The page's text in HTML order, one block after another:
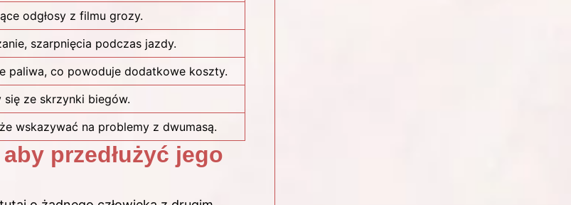
odgłosy z filmu grozy.
szarpnięcia podczas jazdy.
paliwa, co powoduje dodatkowe koszty.
się ze skrzynki biegów.
wskazywać na problemy z dwumasą.
przedłużyć jego